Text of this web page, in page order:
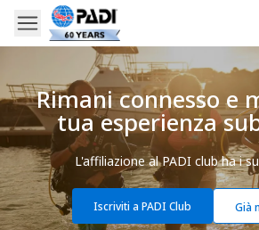
Rimani connesso e
tua esperienza
L'affiliazione al PADI club ha i
Iscriviti a PADI Club Già